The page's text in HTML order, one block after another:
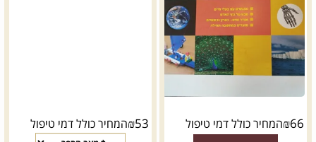
₪66 המחיר כולל דמי טיפול
₪53 המחיר כולל דמי טיפול